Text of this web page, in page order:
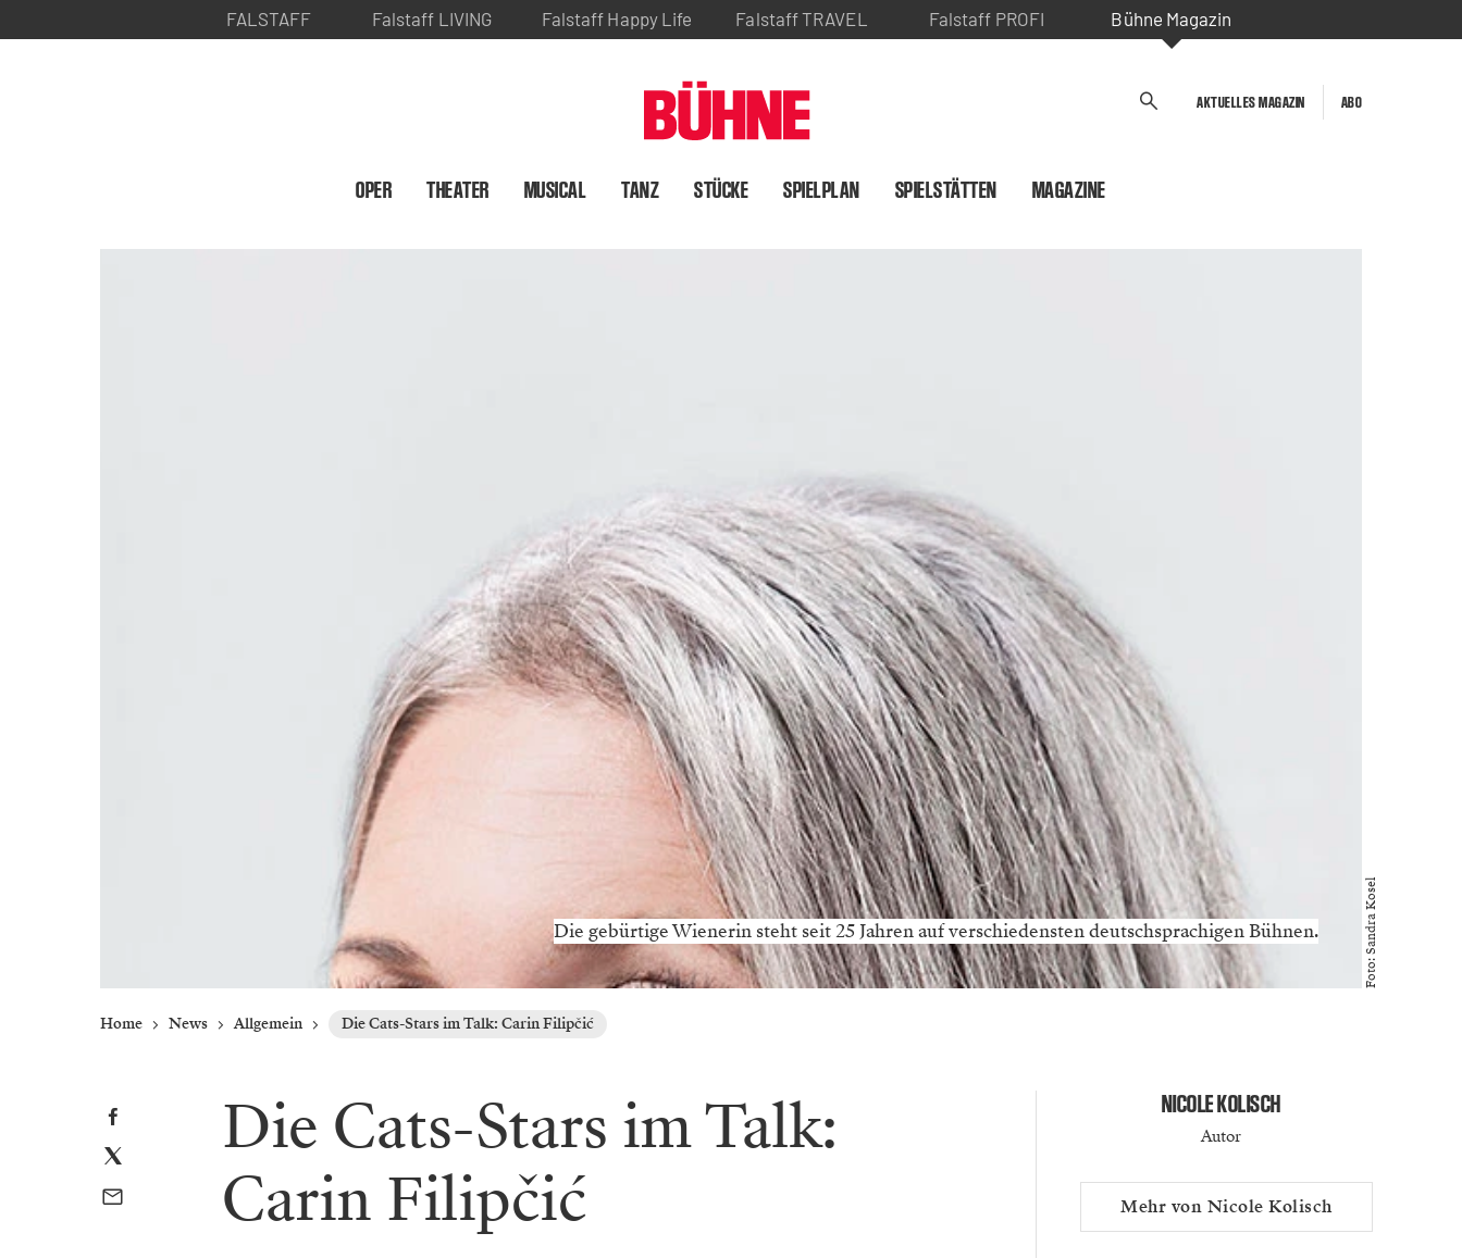
FALSTAFF Falstaff LIVING Falstaff Happy Life Falstaff TRAVEL Falstaff PROFI Bühne Magazin
AKTUELLES MAGAZIN ABO
OPER THEATER MUSICAL TANZ STÜCKE SPIELPLAN SPIELSTÄTTEN MAGAZINE
Die gebürtige Wienerin steht seit 25 Jahren auf verschiedensten deutschsprachigen Bühnen. Foto: Sandra Kosel
Home News Allgemein Die Cats-Stars im Talk: Carin Filipčić
Die Cats-Stars im Talk:
Carin Filipčić
NICOLE KOLISCH
Autor
Mehr von Nicole Kolisch